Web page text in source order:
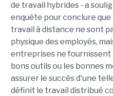
de travail hybrides - a
enquête pour conclure que
travail à distance ne sont
physique des employés,
entreprises ne fournissent
bons outils ou les bonnes
assurer le succès d'une
définit le travail distribué